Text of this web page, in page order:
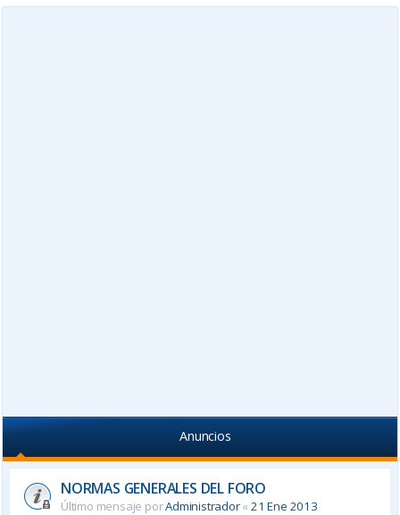
Anuncios
NORMAS GENERALES DEL FORO
Último mensaje porAdministrador«21 Ene 2013